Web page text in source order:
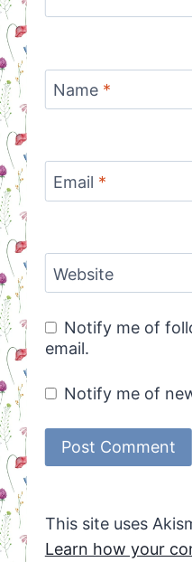
Name *
Email *
Website
Notify me of
email.
Notify me of
This site uses
Learn how your